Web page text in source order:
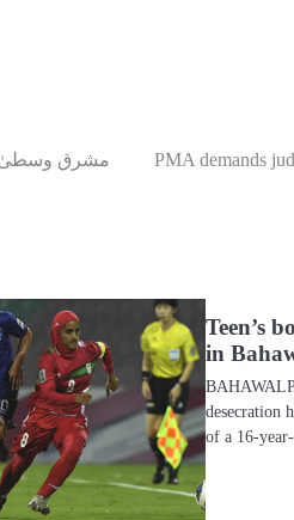
مشرق وسطیٰ
PMA demands
Teen’s
in
desecration
of a 16-